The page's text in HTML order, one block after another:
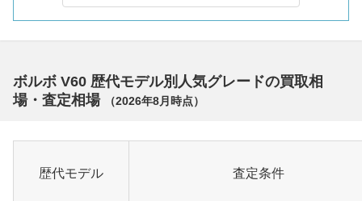
ボルボ V60 歴代モデル別人気グレードの買取相
場・査定相場
（2026年8月 時点）
歴代モデル 査定条件